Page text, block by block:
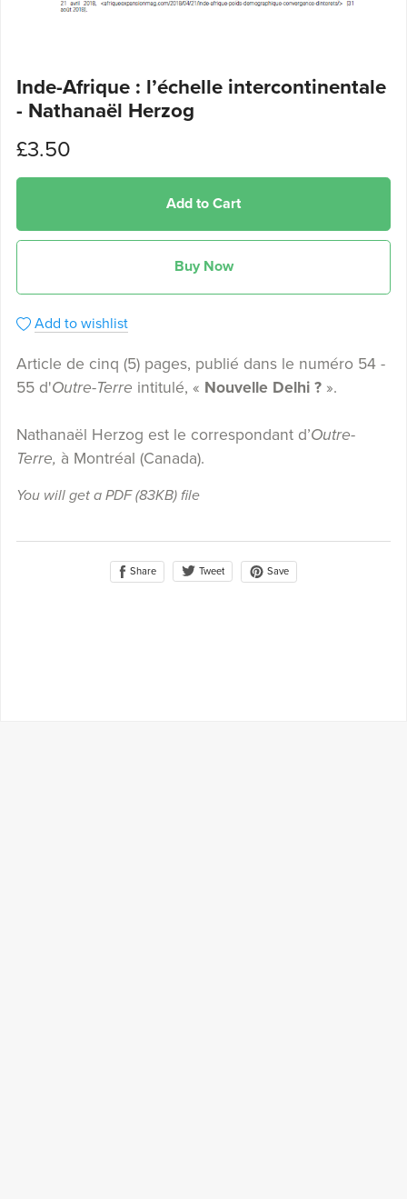
Inde-Afrique : l’échelle intercontinentale
- Nathanaël Herzog
£3.50
Add to Cart
Buy Now
Add to wishlist
Article de cinq (5) pages, publié dans le numéro 54 -
55 d'Outre-Terre intitulé, « Nouvelle Delhi ?».
Nathanaël Herzog est le correspondant d’Outre-
Terre, à Montréal (Canada).
You will get a PDF(83KB)file
Share Tweet Save